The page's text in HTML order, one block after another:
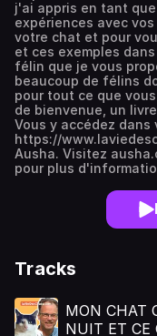
j'ai appris en tant
expériences avec
votre chat et pour
et ces exemples
félin que je vous
beaucoup de félins
pour tout ce que
de bienvenue, un
Vous y accédez
https://
Ausha. Visitez
pour plus
Tracks
MON CHAT
NUIT ET CE